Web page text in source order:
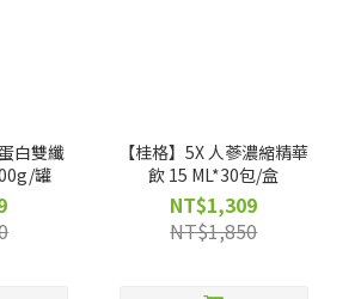
白雙纖
罐
【桂格】5X 人蔘濃縮精華
飲 15 ML*30包/盒
NT$1,309
NT$1,850